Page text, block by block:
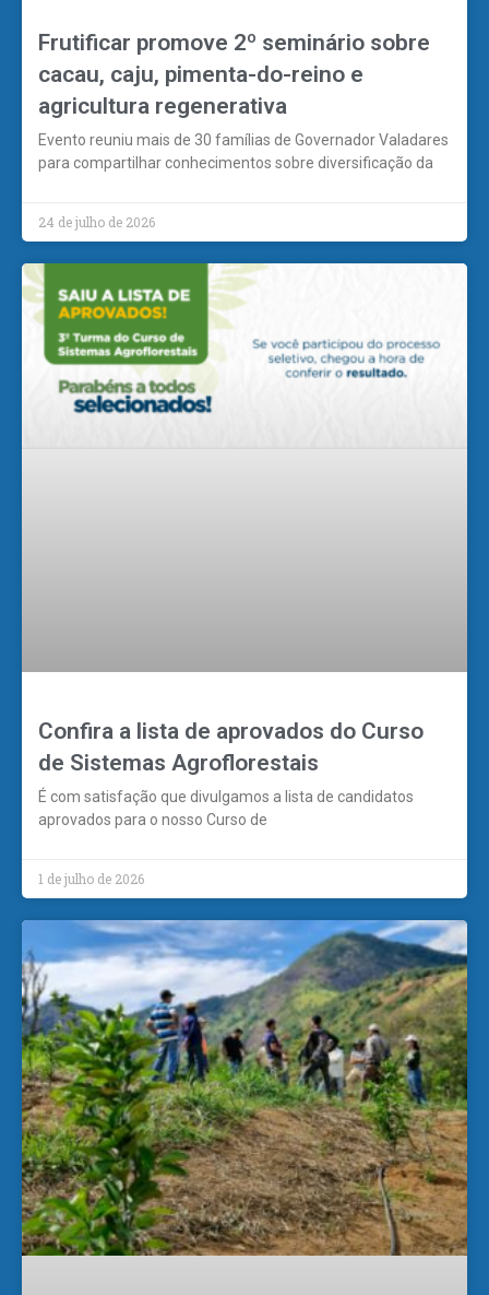
Frutificar promove 2º seminário sobre
cacau, caju, pimenta-do-reino e
agricultura regenerativa
Evento reuniu mais de 30 famílias de Governador Valadares
para compartilhar conhecimentos sobre diversificação da
24 de julho de 2026
Confira a lista de aprovados do Curso
de Sistemas Agroflorestais
É com satisfação que divulgamos a lista de candidatos
aprovados para o nosso Curso de
1 de julho de 2026